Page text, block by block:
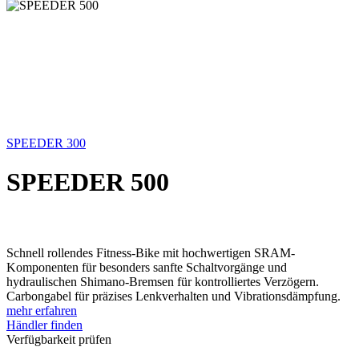
SPEEDER 300
SPEEDER 500
Schnell rollendes Fitness-Bike mit hochwertigen SRAM-
Komponenten für besonders sanfte Schaltvorgänge und
hydraulischen Shimano-Bremsen für kontrolliertes Verzögern.
Carbongabel für präzises Lenkverhalten und Vibrationsdämpfung.
mehr erfahren
Händler finden
Verfügbarkeit prüfen